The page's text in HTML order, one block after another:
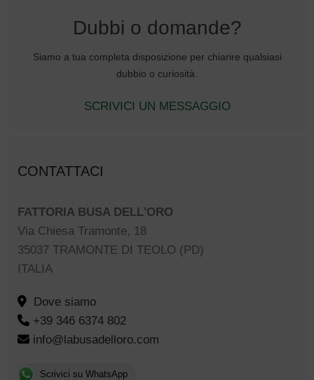
Dubbi o domande?
Siamo a tua completa disposizione per chiarire qualsiasi
dubbio o curiosità.
SCRIVICI UN MESSAGGIO
CONTATTACI
FATTORIA BUSA DELL'ORO
Via Chiesa Tramonte, 18
35037 TRAMONTE DI TEOLO (PD)
ITALIA
Dove siamo
+39 346 6374 802
info@labusadelloro.com
Scrivici su WhatsApp